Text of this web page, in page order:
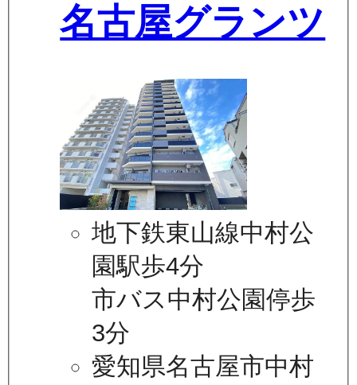
名古屋グランツ
地下鉄東山線中村公
園駅歩4分
市バス中村公園停歩
3分
愛知県名古屋市中村